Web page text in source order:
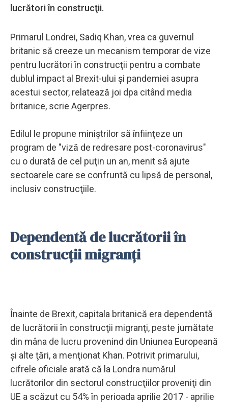
lucrători în construcţii.
Primarul Londrei, Sadiq Khan, vrea ca guvernul
britanic să creeze un mecanism temporar de vize
pentru lucrători în construcţii pentru a combate
dublul impact al Brexit-ului şi pandemiei asupra
acestui sector, relatează joi dpa citând media
britanice, scrie Agerpres.
Edilul le propune miniştrilor să înfiinţeze un
program de "viză de redresare post-coronavirus"
cu o durată de cel puţin un an, menit să ajute
sectoarele care se confruntă cu lipsă de personal,
inclusiv construcţiile.
Dependentă de lucrătorii în
construcţii migranţi
Înainte de Brexit, capitala britanică era dependentă
de lucrătorii în construcţii migranţi, peste jumătate
din mâna de lucru provenind din Uniunea Europeană
şi alte ţări, a menţionat Khan. Potrivit primarului,
cifrele oficiale arată că la Londra numărul
lucrătorilor din sectorul construcţiilor proveniţi din
UE a scăzut cu 54% în perioada aprilie 2017 - aprilie